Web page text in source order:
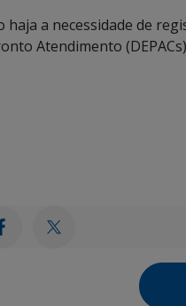
haja a necessidade de
Atendimento